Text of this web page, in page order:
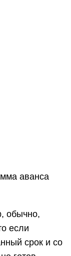
аванса
обычно,
если
срок и со